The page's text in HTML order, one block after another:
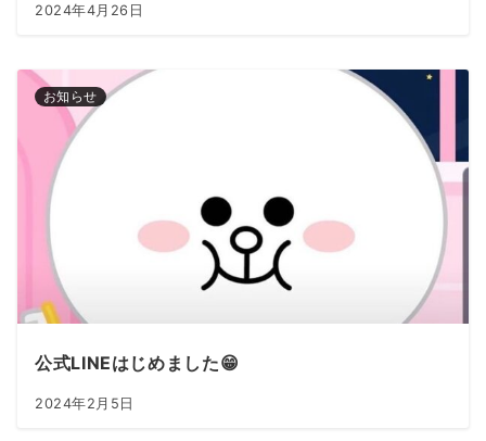
2024年4月26日
お知らせ
公式LINEはじめました😁
2024年2月5日